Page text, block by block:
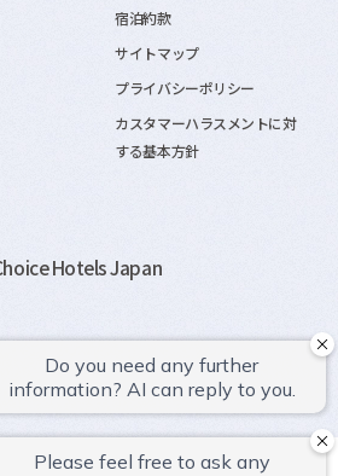
宿泊約款
サイトマップ
プライバシーポリシー
カスタマーハラスメントに対
する基本方針
Hotels Japan